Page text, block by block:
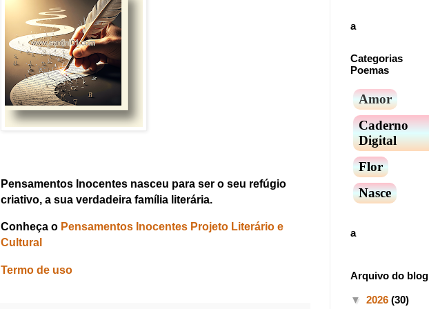
Pensamentos Inocentes nasceu para ser o seu refúgio
criativo, a sua verdadeira família literária.
Conheça o Pensamentos Inocentes Projeto Literário e
Cultural
Termo de uso
a
Categorias
Poemas
Amor
Caderno
Digital
Flor
Nasce
a
Arquivo do blog
▼ 2026 (30)